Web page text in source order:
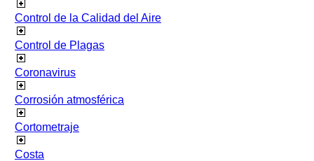
Control de la Calidad del Aire
Control de Plagas
Coronavirus
Corrosión atmosférica
Cortometraje
Costa